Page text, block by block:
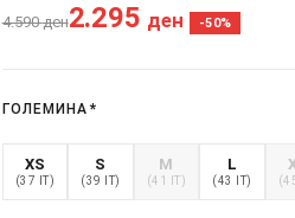
4.590ден2.295 ден -50%
ГОЛЕМИНА *
XS
(37 IT)
S
(39 IT)
M
(41 IT)
L
(43 IT)